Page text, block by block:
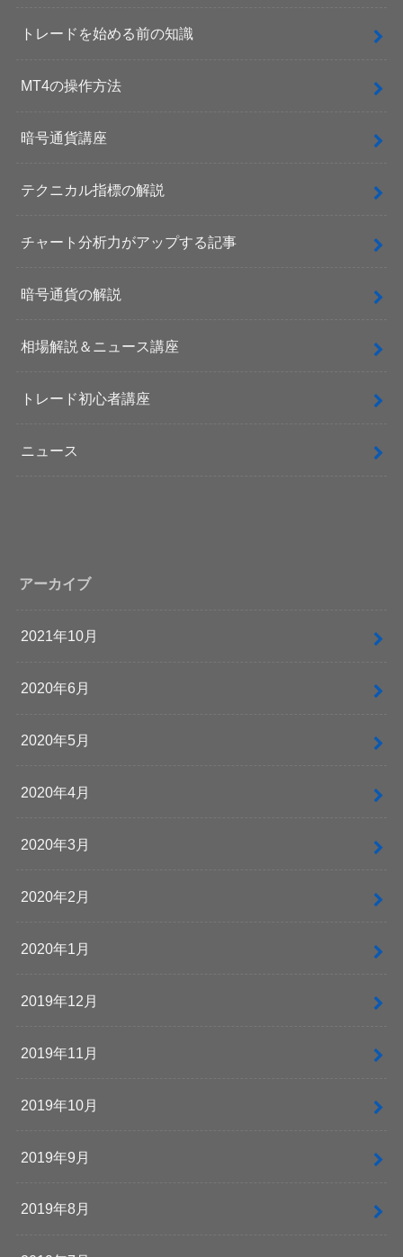
トレードを始める前の知識
MT4の操作方法
暗号通貨講座
テクニカル指標の解説
チャート分析力がアップする記事
暗号通貨の解説
相場解説＆ニュース講座
トレード初心者講座
ニュース
アーカイブ
2021年10月
2020年6月
2020年5月
2020年4月
2020年3月
2020年2月
2020年1月
2019年12月
2019年11月
2019年10月
2019年9月
2019年8月